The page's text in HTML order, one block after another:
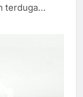
terduga…